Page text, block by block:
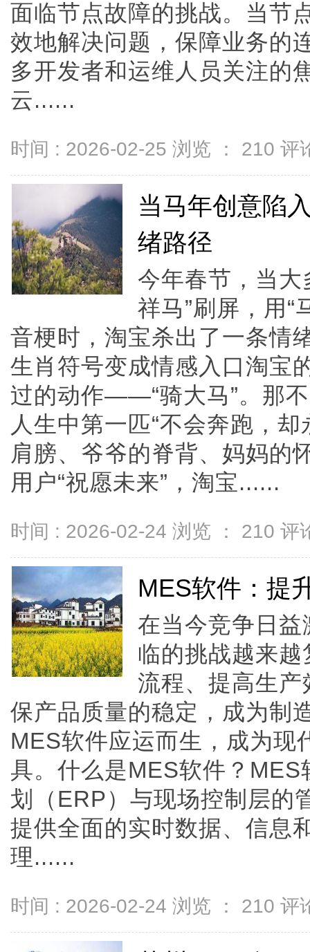
面临节点故障的挑战。当节
效地解决问题，保障业务的
多开发者和运维人员关注的
云......
时间 : 2026-02-25 浏览 ： 210 评
当马年创意陷
绪路径
今年春节，当大
祥马”刷屏，用“
音梗时，淘宝杀出了一条情
生肖符号变成情感入口淘宝
过的动作——“骑大马”。那
人生中第一匹“不会奔跑，
肩膀、爷爷的脊背、妈妈的
用户“祝愿未来”，淘宝......
时间 : 2026-02-24 浏览 ： 210 评
MES软件：提
在当今竞争日
临的挑战越来
流程、提高生
保产品质量的稳定，成为制
MES软件应运而生，成为现
具。什么是MES软件？
划（ERP）与现场控制层的
提供全面的实时数据、信息
理......
时间 : 2026-02-24 浏览 ： 210 评